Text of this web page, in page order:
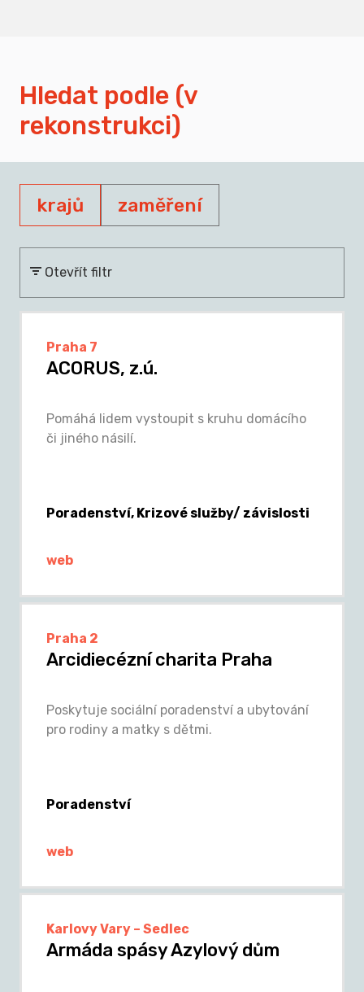
Hledat podle (v
rekonstrukci)
krajů zaměření
Otevřít filtr
Praha 7
ACORUS, z.ú.
Pomáhá lidem vystoupit s kruhu domácího
či jiného násilí.
Poradenství, Krizové služby/ závislosti
web
Praha 2
Arcidiecézní charita Praha
Poskytuje sociální poradenství a ubytování
pro rodiny a matky s dětmi.
Poradenství
web
Karlovy Vary – Sedlec
Armáda spásy Azylový dům